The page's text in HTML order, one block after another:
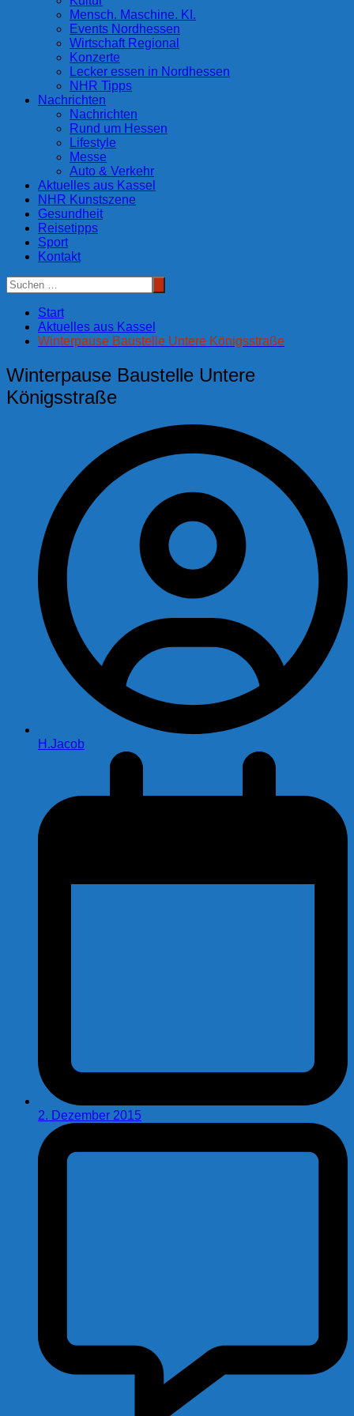
Mensch. Maschine. KI.
Events Nordhessen
Wirtschaft Regional
Konzerte
Lecker essen in Nordhessen
NHR Tipps
Nachrichten
Nachrichten
Rund um Hessen
Lifestyle
Messe
Auto & Verkehr
Aktuelles aus Kassel
NHR Kunstszene
Gesundheit
Reisetipps
Sport
Kontakt
Start
Aktuelles aus Kassel
Winterpause Baustelle Untere Königsstraße
Winterpause Baustelle Untere
Königsstraße
H.Jacob
2. Dezember 2015